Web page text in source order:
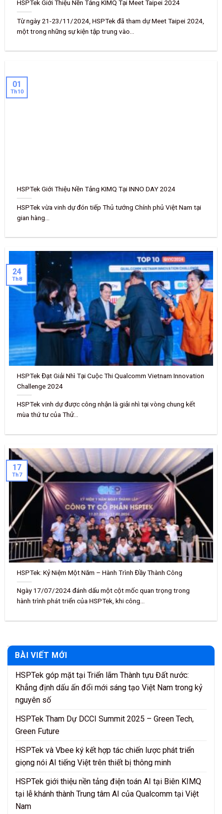
HSPTek Giới Thiệu Nền Tảng KIMQ Tại Meet Taipei 2024
Từ ngày 21-23/11/2024, HSPTek đã tham dự Meet Taipei 2024,
một trong những sự kiện tập trung vào...
HSPTek Giới Thiệu Nền Tảng KIMQ Tại INNO DAY 2024
HSPTek vừa vinh dự đón tiếp Thủ tướng Chính phủ Việt Nam tại
gian hàng...
01
Th10
HSPTek Đạt Giải Nhì Tại Cuộc Thi Qualcomm Vietnam Innovation
Challenge 2024
HSPTek vinh dự được công nhận là giải nhì tại vòng chung kết
mùa thứ tư của Thử...
24
Th8
HSPTek: Kỷ Niệm Một Năm – Hành Trình Đầy Thành Công
Ngày 17/07/2024 đánh dấu một cột mốc quan trọng trong
hành trình phát triển của HSPTek, khi công...
17
Th7
BÀI VIẾT MỚI
HSPTek góp mặt tại Triển lãm Thành tựu Đất nước:
Khẳng định dấu ấn đổi mới sáng tạo Việt Nam trong kỷ
nguyên số
HSPTek Tham Dự DCCI Summit 2025 – Green Tech,
Green Future
HSPTek và Vbee ký kết hợp tác chiến lược phát triển
giọng nói AI tiếng Việt trên thiết bị thông minh
HSPTek giới thiệu nền tảng điện toán AI tại Biên KIMQ
tại lễ khánh thành Trung tâm AI của Qualcomm tại Việt
Nam